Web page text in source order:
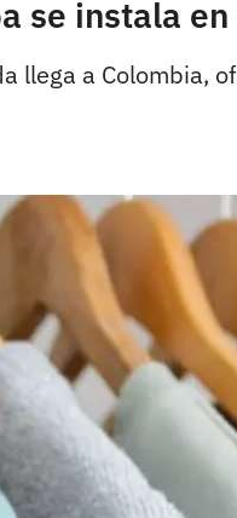
se instala
llega a Colombia,